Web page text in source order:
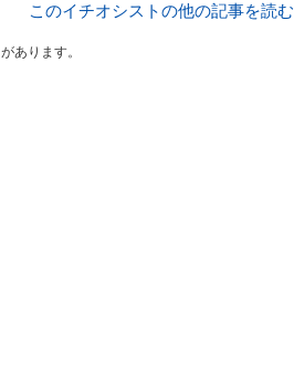
このイチオシストの他の記事を読む
あります。